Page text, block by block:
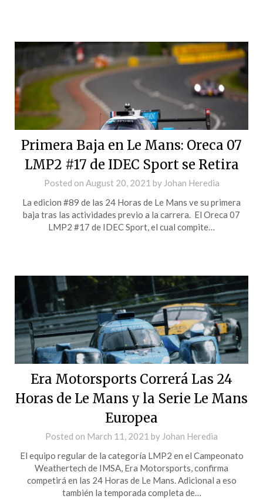
Primera Baja en Le Mans: Oreca 07
LMP2 #17 de IDEC Sport se Retira
Posted on August 20, 2021 by Johan Heredia
La edicion #89 de las 24 Horas de Le Mans ve su primera
baja tras las actividades previo a la carrera. El Oreca 07
LMP2 #17 de IDEC Sport, el cual compite…
Era Motorsports Correrá Las 24
Horas de Le Mans y la Serie Le Mans
Europea
Posted on March 11, 2021 by Johan Heredia
El equipo regular de la categoría LMP2 en el Campeonato
Weathertech de IMSA, Era Motorsports, confirma
competirá en las 24 Horas de Le Mans. Adicional a eso
también la temporada completa de…